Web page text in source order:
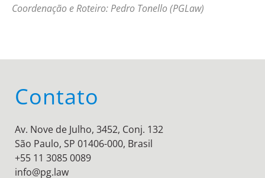
Coordenação e Roteiro: Pedro Tonello (PGLaw)
Contato
Av. Nove de Julho, 3452, Conj. 132
São Paulo, SP 01406-000, Brasil
+55 11 3085 0089
info@pg.law